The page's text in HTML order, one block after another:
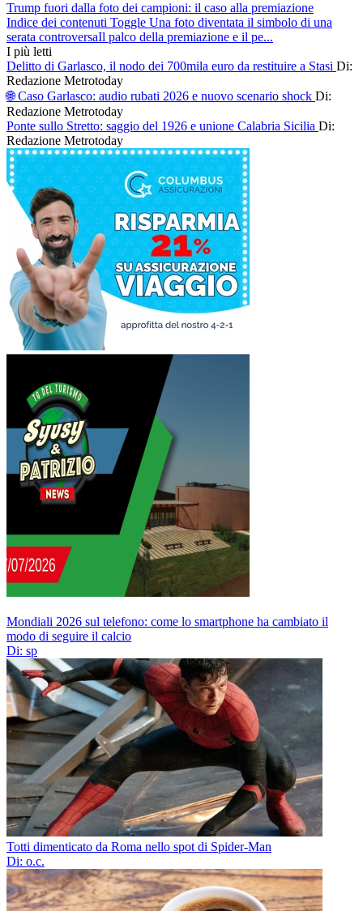
Trump fuori dalla foto dei campioni: il caso alla premiazione
Indice dei contenuti Toggle Una foto diventata il simbolo di una
serata controversaIl palco della premiazione e il pe...
I più letti
Delitto di Garlasco, il nodo dei 700mila euro da restituire a Stasi Di:
Redazione Metrotoday
🌐 Caso Garlasco: audio rubati 2026 e nuovo scenario shock Di:
Redazione Metrotoday
Ponte sullo Stretto: saggio del 1926 e unione Calabria Sicilia Di:
Redazione Metrotoday
Mondiali 2026 sul telefono: come lo smartphone ha cambiato il
modo di seguire il calcio
Di: sp
Totti dimenticato da Roma nello spot di Spider-Man
Di: o.c.